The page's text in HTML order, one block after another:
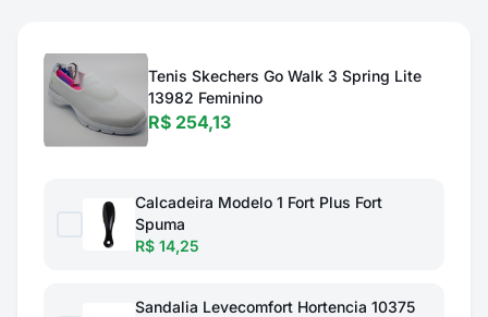
Tenis Skechers Go Walk 3 Spring Lite
13982 Feminino
R$ 254,13
Calcadeira Modelo 1 Fort Plus Fort
Spuma
R$ 14,25
Sandalia Levecomfort Hortencia 10375